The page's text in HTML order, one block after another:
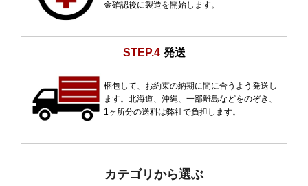
金確認後に製造を開始します。
STEP.4 発送
梱包して、お約束の納期に間に合うよう発送し
ます。北海道、沖縄、一部離島などをのぞき、
1ヶ所分の送料は弊社で負担します。
カテゴリから選ぶ